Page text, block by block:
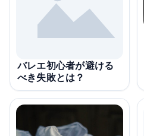
バレエ初心者が避ける
べき失敗とは？